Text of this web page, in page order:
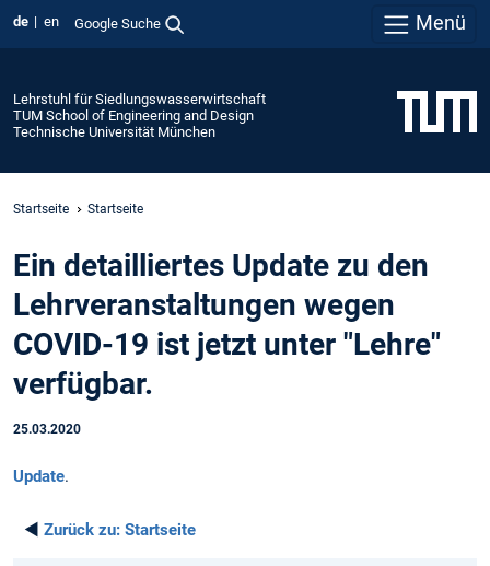
de en Google Suche Menü
Lehrstuhl für Siedlungswasserwirtschaft
TUM School of Engineering and Design
Technische Universität München
Startseite Startseite
Ein detailliertes Update zu den
Lehrveranstaltungen wegen
COVID-19 ist jetzt unter "Lehre"
verfügbar.
25.03.2020
Update.
◄ Zurück zu: Startseite